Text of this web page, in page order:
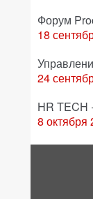
Форум
18
24
HR
8 октября